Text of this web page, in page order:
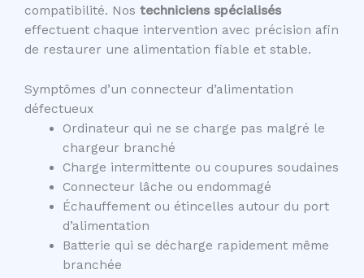
compatibilité. Nos techniciens spécialisés
effectuent chaque intervention avec précision afin
de restaurer une alimentation fiable et stable.
Symptômes d’un connecteur d’alimentation
défectueux
Ordinateur qui ne se charge pas malgré le
chargeur branché
Charge intermittente ou coupures soudaines
Connecteur lâche ou endommagé
Échauffement ou étincelles autour du port
d’alimentation
Batterie qui se décharge rapidement même
branchée